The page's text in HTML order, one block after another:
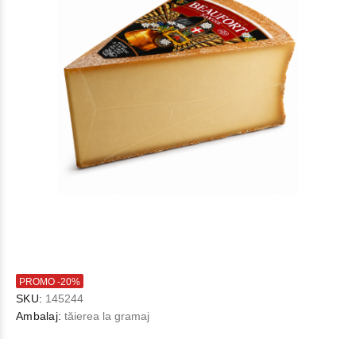
PROMO -20%
SKU: 145244
Ambalaj: tăierea la gramaj